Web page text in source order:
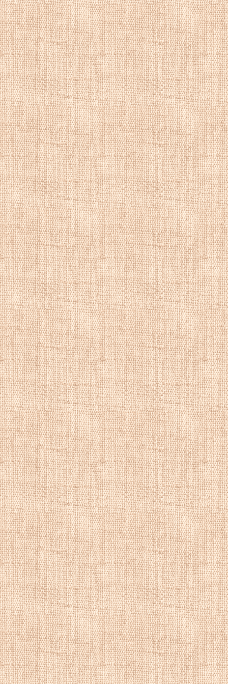
С. В. Герасимов,
Б. В. Иогансон,
Л. В. Туржанский,
Больший успех в
"Журавли летят",
Товарищества.
вместе с С. И.
в полноправные
художественных
московского
путешествует
Италии. В 1895
Людмиле
французских
влияние на
современниками.
написана
картину
Императорской
на XXV выставке
Императорской
Всемирной
Наметившийся к
передвижных
конфликтом
старым и новым
Степанове. В
объединение "36
становится
художников",
С. В. Ивановым,
К. К. Первухиным
заявление о
В 1920 году
работать. Умер
похоронен на
Купить
репродукции
художника,
речной пейзаж,